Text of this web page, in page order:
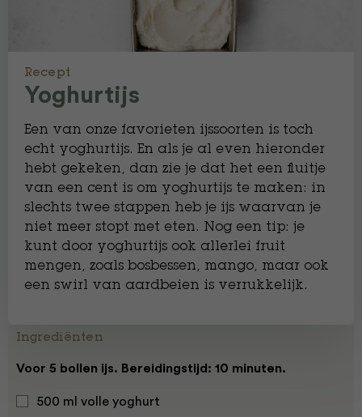
Recept
Yoghurtijs
Een van onze favorieten ijssoorten is toch
echt yoghurtijs. En als je al even hieronder
hebt gekeken, dan zie je dat het een fluitje
van een cent is om yoghurtijs te maken: in
slechts twee stappen heb je ijs waarvan je
niet meer stopt met eten. Nog een tip: je
kunt door yoghurtijs ook allerlei fruit
mengen, zoals bosbessen, mango, maar ook
een swirl van aardbeien is verrukkelijk.
Ingrediënten
Voor 5 bollen ijs. Bereidingstijd: 10 minuten.
500 ml volle yoghurt